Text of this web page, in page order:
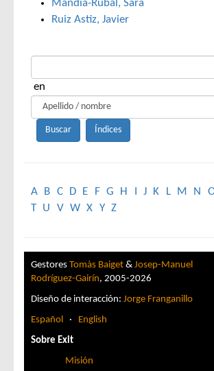
Mandiá-Rubal, Sara
Ruiz Astiz, Javier
en
A B C D E F G H J K L M N
T U V W X Y Z
Gestores Tomàs Baiget & Josep-Manuel
Rodríguez-Gairín, 2005-2026
Diseño de interacción: Jorge Franganillo
Español · English
Sobre Exit
Misión